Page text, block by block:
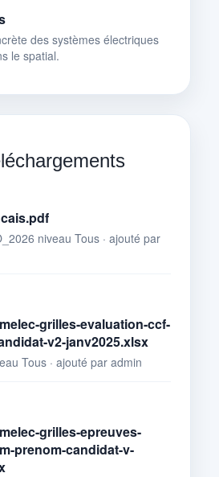
des systèmes électriques
le spatial.
niveau Tous · ajouté par
grilles-evaluation-ccf-
v2-janv2025.xlsx
Tous · ajouté par admin
grilles-epreuves-
prenom-candidat-v-